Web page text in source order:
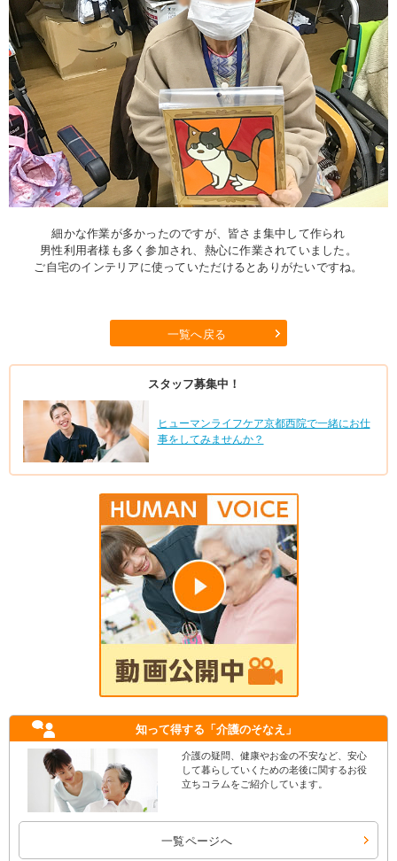
細かな作業が多かったのですが、皆さま集中して作られ
男性利用者様も多く参加され、熱心に作業されていました。
ご自宅のインテリアに使っていただけるとありがたいですね。
一覧へ戻る
スタッフ募集中！
ヒューマンライフケア京都西院で一緒にお仕
事をしてみませんか？
知って得する 「介護のそなえ」
介護の疑問、健康やお金の不安など、安心
して暮らしていくための老後に関するお役
立ちコラムをご紹介しています。
一覧ページへ